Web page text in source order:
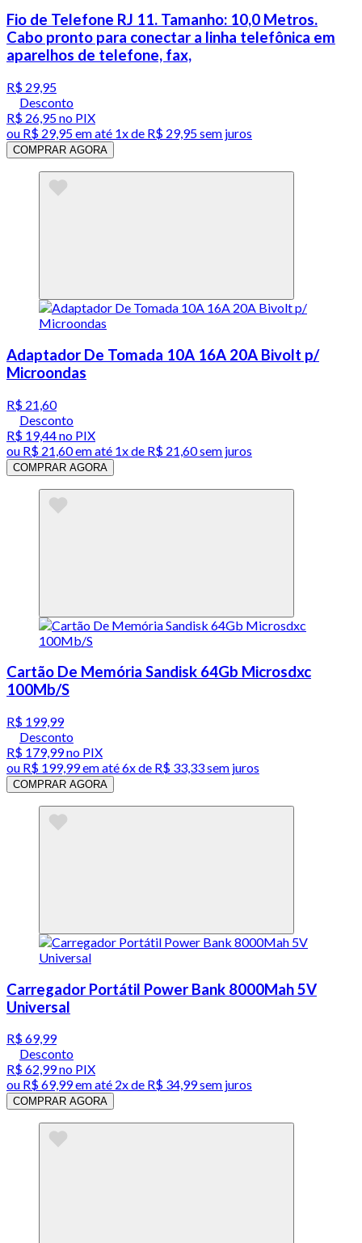
Fio de Telefone RJ 11. Tamanho: 10,0 Metros.
Cabo pronto para conectar a linha telefônica em
aparelhos de telefone, fax,
R$ 29,95
Desconto
R$ 26,95no PIX
ou R$ 29,95em até 1x de R$ 29,95sem juros
COMPRAR AGORA
Adaptador De Tomada 10A 16A 20A Bivolt p/
Microondas
R$ 21,60
Desconto
R$ 19,44no PIX
ou R$ 21,60em até 1x de R$ 21,60sem juros
COMPRAR AGORA
Cartão De Memória Sandisk 64Gb Microsdxc
100Mb/S
R$ 199,99
Desconto
R$ 179,99no PIX
ou R$ 199,99em até6x de R$ 33,33 sem juros
COMPRAR AGORA
Carregador Portátil Power Bank 8000Mah 5V
Universal
R$ 69,99
Desconto
R$ 62,99no PIX
ou R$ 69,99em até 2x de R$ 34,99 sem juros
COMPRAR AGORA